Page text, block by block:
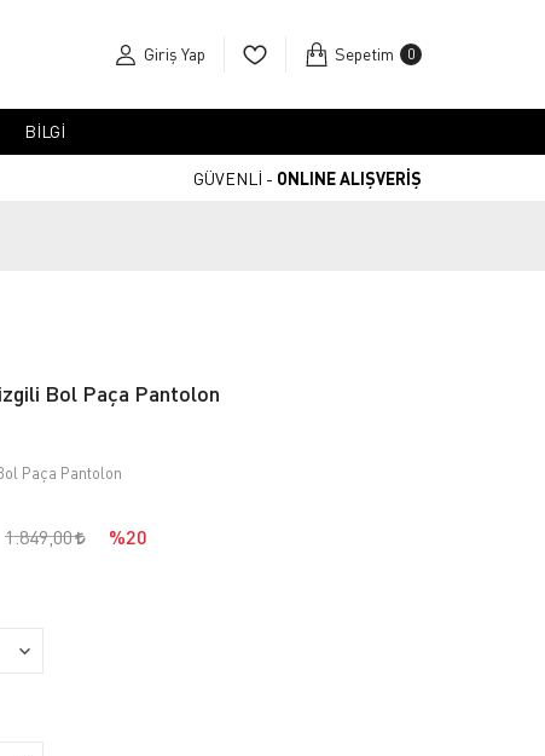
Giriş Yap Sepetim 0
BİLGİ
GÜVENLİ - ONLINE ALIŞVERİŞ
Bol Paça Pantolon
Paça Pantolon
1.849,00 %20